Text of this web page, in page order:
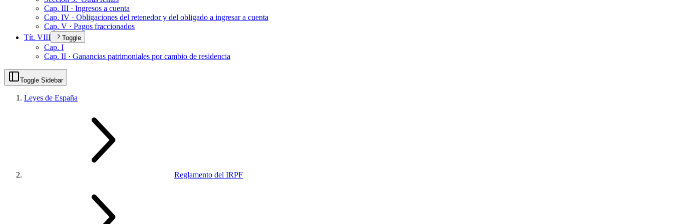
Cap. III · Ingresos a cuenta
Cap. IV · Obligaciones del retenedor y del obligado a ingresar a cuenta
Cap. V · Pagos fraccionados
Tít. VIII
Toggle
Cap. I
Cap. II · Ganancias patrimoniales por cambio de residencia
Toggle Sidebar
Leyes de España
Reglamento del IRPF